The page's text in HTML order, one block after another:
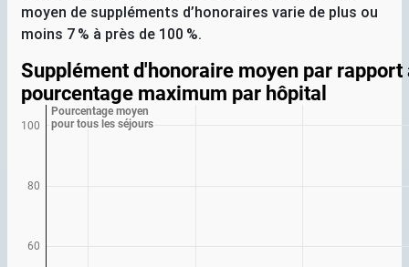
moyen de suppléments d’honoraires varie de plus ou
moins 7 % à près de 100 %.